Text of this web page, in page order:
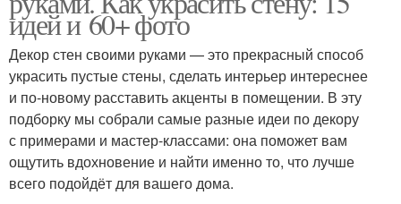
идей и 60+ фото
Декор стен своими руками — это прекрасный способ
украсить пустые стены, сделать интерьер интереснее
и по-новому расставить акценты в помещении. В эту
подборку мы собрали самые разные идеи по декору
с примерами и мастер-классами: она поможет вам
ощутить вдохновение и найти именно то, что лучше
всего подойдёт для вашего дома.